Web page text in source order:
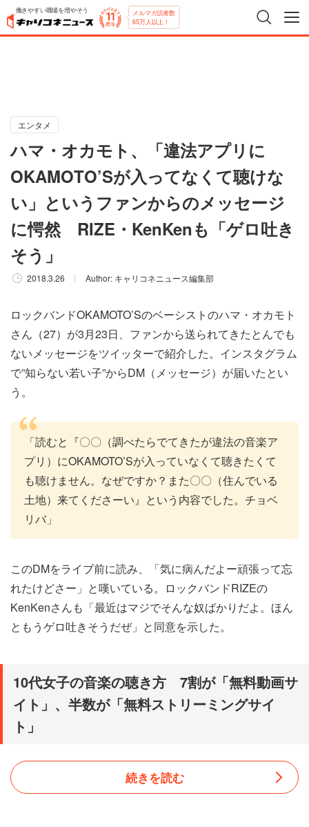
働きやすい職場を増やそう メルマガ読者数
65万人以上！
エンタメ
ハマ・オカモト、「違法アプリに
OKAMOTO’Sが入ってなくて聴けな
い」というファンからのメッセージ
に愕然 RIZE・KenKenも「ゲロ吐き
そう」
2018.3.26 Author: キャリコネニュース編集部
ロックバンドOKAMOTO’Sのベーシストのハマ・オカモト
さん（27）が3月23日、ファンから送られてきたとんでも
ないメッセージをツイッターで紹介した。インスタグラム
で”知らない若い子”からDM（メッセージ）が届いたとい
う。
「読むと『〇〇（調べたらでてきたが違法の音楽ア
プリ）にOKAMOTO’Sが入っていなくて聴きたくて
も聴けません。なぜですか？また〇〇（住んでいる
土地）来てくださーい』という内容でした。チョベ
リバ」
このDMをライブ前に読み、「気に病んだよー頑張って忘
れたけどさー」と嘆いている。ロックバンドRIZEの
KenKenさんも「最近はマジでそんな奴ばかりだよ。ほん
ともうゲロ吐きそうだぜ」と同意を示した。
10代女子の音楽の聴き方 7割が「無料動画サ
イト」、半数が「無料ストリーミングサイ
ト」
続きを読む